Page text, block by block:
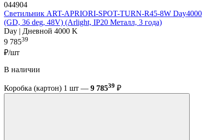
044904
Светильник ART-APRIORI-SPOT-TURN-R45-8W Day4000
(GD, 36 deg, 48V) (Arlight, IP20 Металл, 3 года)
Day | Дневной 4000 K
9 78539
₽/шт
В наличии
Коробка (картон) 1 шт — 9 78539 ₽